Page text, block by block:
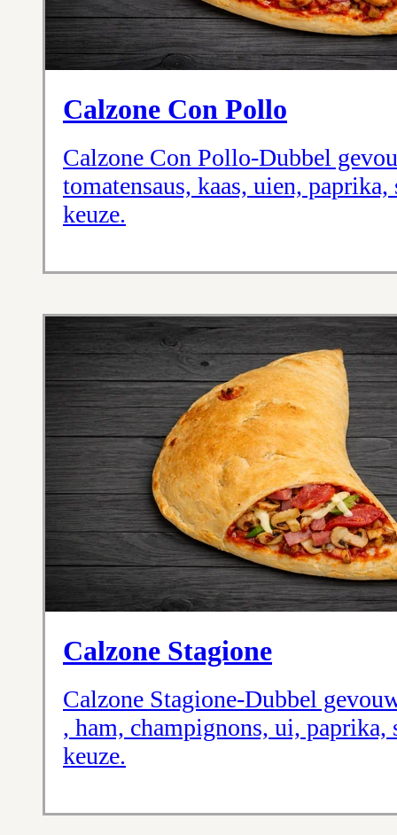
Calzone Con Pollo
Calzone Con Pollo-Dubbel
tomatensaus, kaas, uien,
keuze.
Calzone Stagione
Calzone Stagione-Dubbel
, ham, champignons, ui, paprika,
keuze.